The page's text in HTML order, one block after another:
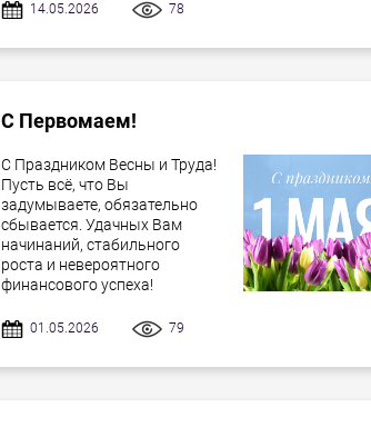
14.05.2026 78
С Первомаем!
С Праздником Весны и Труда!
Пусть всё, что Вы
задумываете, обязательно
сбывается. Удачных Вам
начинаний, стабильного
роста и невероятного
финансового успеха!
01.05.2026 79